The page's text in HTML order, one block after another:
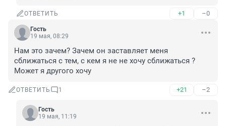
ОТВЕТИТЬ +1 –0
Гость
19 мая, 08:29
Нам это зачем? Зачем он заставляет меня
сближаться с тем, с кем я не не хочу сближаться ?
Может я другого хочу
ОТВЕТИТЬ 1 +21 –2
Гость
19 мая, 11:19